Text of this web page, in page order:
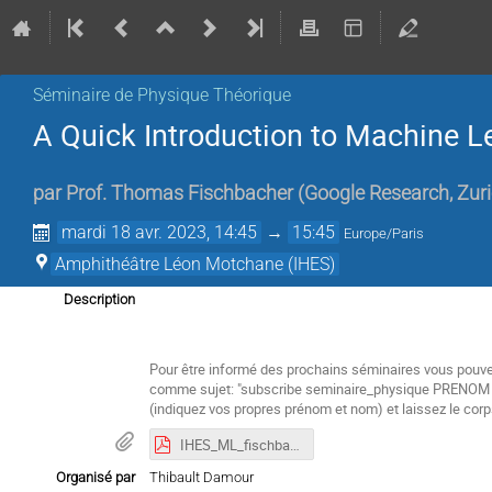
Séminaire de Physique Théorique
A Quick Introduction to Machine
par Prof. Thomas Fischbacher (Google Research,
mardi 18 avr. 2023, 14:45 → 15:45 Europe/Paris
Amphithéâtre Léon Motchane (IHES)
Description
Pour être informé des prochains séminaires vous
comme sujet: "subscribeseminaire_physique
(indiquez vos propres prénom et nom) et laissez le
IHES_ML_fischbacher.pdf
Organisé par
Thibault Damour